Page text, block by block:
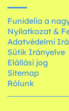
Funidelia a
Nyilatkozat &
Adatvédelmi
Sütik Irányelve
Elállási jog
Sitemap
Rólunk